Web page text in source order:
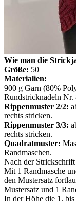
Wie man die
Größe: 50
Materialien:
900 g Garn (80%
Rundstricknadeln
Rippenmuster 2/2:
rechts stricken.
Rippenmuster 3/3:
rechts stricken.
Quadratmuster:
Randmaschen.
Nach der Strickschrift
Mit 1 Randmasche
den Mustersatz
Mustersatz und 1
In der Höhe die 1.